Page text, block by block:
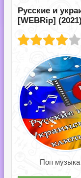
Русские и
[WEBRip]
Поп музыка